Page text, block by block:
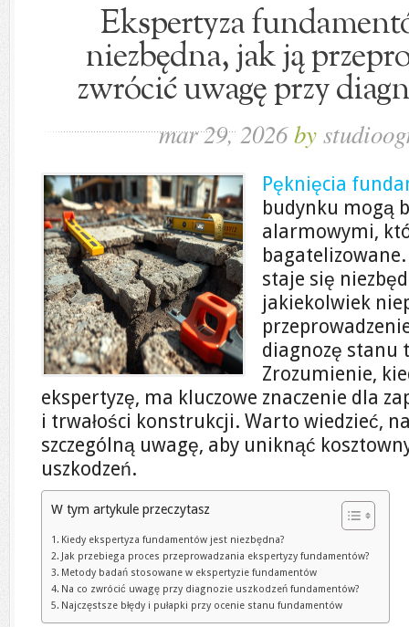
Ekspertyza
niezbędna, jak ją
zwrócić uwagę przy
mar 29, 2026by
Pęknięcia
budynku mogą
alarmowymi,
staje się
jakiekolwiek
diagnozę stanu
Zrozumienie,
ekspertyzę, ma kluczowe znaczenie dla
i trwałości konstrukcji. Warto wiedzieć,
szczególną uwagę, aby uniknąć
uszkodzeń.
W tym artykule przeczytasz
Kiedy ekspertyza fundamentów jest niezbędna?
Jak przebiega proces przeprowadzania ekspertyzy fundamentów?
Metody badań stosowane w ekspertyzie fundamentów
Na co zwrócić uwagę przy diagnozie uszkodzeń fundamentów?
Najczęstsze błędy i pułapki przy ocenie stanu fundamentów